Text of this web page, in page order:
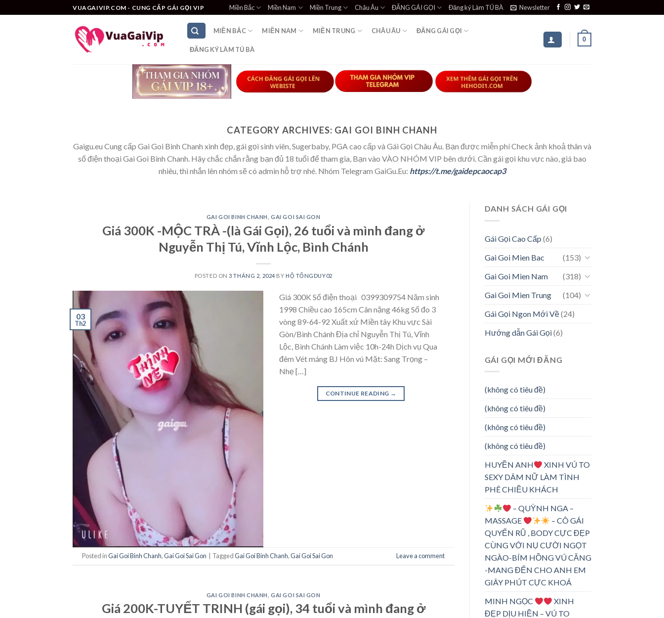
to
VUAGAIVIP.COM - CUNG CẤP GÁI GỌI VIP Miền Bắc Miền Nam Miền Trung Châu Âu ĐĂNG GÁI GỌI Đăng ký Làm TÚ BÀ Newsletter
MIỀN BẮC MIỀN NAM MIỀN TRUNG CHÂU ÂU ĐĂNG GÁI GỌI
ĐĂNG KÝ LÀM TÚ BÀ
0
CATEGORY ARCHIVES: GAI GOI BINH CHANH
Gaigu.eu Cung cấp Gai Goi Binh Chanh xinh đẹp, gái gọi sinh viên, Sugerbaby, PGA cao cấp và Gái Gọi Châu Âu. Bạn được miễn phí Check ảnh khoả thân và
số điện thoại Gai Goi Binh Chanh. Hãy chắc chắn rằng bạn đủ 18 tuổi để tham gia, Bạn vào VÀO NHÓM VIP bên dưới. Cần gái gọi khu vực nào, giá bao
nhiêu, thì nhắn lên nhóm sẽ có admin hỗ trợ nhé. Nhóm Telegram GaiGu.Eu: https://t.me/gaidepcaocap3
GAI GOI BINH CHANH ,GAI GOI SAI GON
Giá 300K -MỘC TRÀ -(là Gái Gọi), 26 tuổi và mình đang ở
Nguyễn Thị Tú, Vĩnh Lộc, Bình Chánh
POSTED ON3 THÁNG 2, 2024 BY HỘ TỐNGDUY02
03
Th2
Giá 300K Số điện thoại 0399309754 Năm sinh
1998 Chiều cao 165cm Cân nặng 46kg Số đo 3
vòng 89-64-92 Xuất xứ Miền tây Khu vực Sài
Gòn/Bình Chánh Địa chỉ Nguyễn Thị Tú, Vĩnh
Lộc, Bình Chánh Làm việc 10h-24h Dịch vụ Qua
đêm Vét máng BJ Hôn vú Mặt: Sang Trọng –
Nhẹ […]
CONTINUE READING →
Posted inGai Goi Binh Chanh,Gai Goi Sai Gon TaggedGai Goi Binh Chanh,Gai Goi Sai Gon Leave a comment
GAI GOI BINH CHANH ,GAI GOI SAI GON
Giá 200K-TUYẾT TRINH (gái gọi), 34 tuổi và mình đang ở
DANH SÁCH GÁI GỌI
Gái Gọi Cao Cấp (6)
Gai Goi Mien Bac
(153)
Gai Goi Mien Nam
(318)
Gai Goi Mien Trung
(104)
Gái Gọi Ngon Mới Về(24)
Hướng dẫn Gái Gọi(6)
GÁI GỌI MỚI ĐĂNG
(không có tiêu đề)
(không có tiêu đề)
(không có tiêu đề)
(không có tiêu đề)
HUYỀN ANH
XINH VÚ TO
SEXY DÂM NỮ LÀM TÌNH
PHÊ CHIỀU KHÁCH
– QUỲNH NGA –
MASSAGE
– CÔ GÁI
QUYẾN RŨ , BODY CỰC ĐẸP
CÙNG VỚI NỤ CƯỜI NGỌT
NGÀO-BÍM HỒNG VÚ CĂNG
-MANG ĐẾN CHO ANH EM
GIÂY PHÚT CỰC KHOÁ
MINH NGỌC
XINH
ĐẸP DỊU HIỀN – VÚ TO